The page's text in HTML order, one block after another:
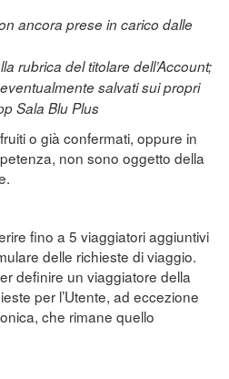
ancora prese in carico dalle
rubrica del titolare dell’Account;
salvati sui propri
Sala Blu Plus
o già confermati, oppure in
non sono oggetto della
fino a 5 viaggiatori aggiuntivi
delle richieste di viaggio.
definire un viaggiatore della
per l’Utente, ad eccezione
che rimane quello